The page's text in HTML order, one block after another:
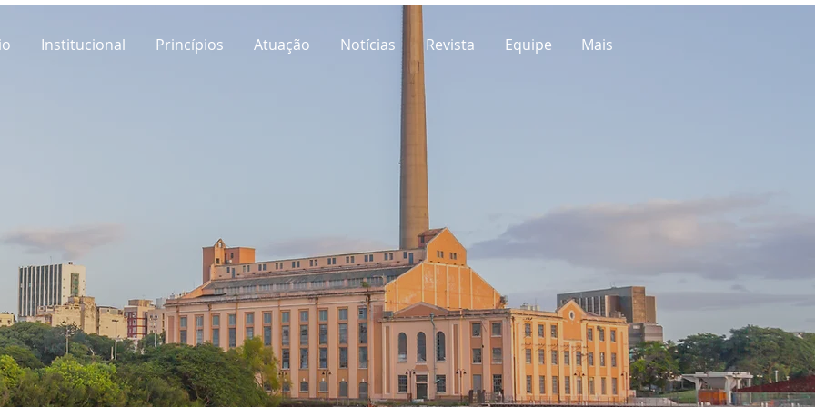
Institucional Princípios Atuação Notícias Revista Equipe Mais